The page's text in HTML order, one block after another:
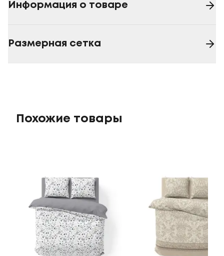
Информация о товаре
Размерная сетка
Похожие товары